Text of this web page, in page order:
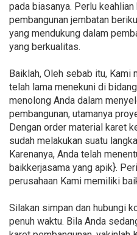
pada biasanya. Perlu
pembangunan jembatan
yang mendukung dalam
yang berkualitas.
Baiklah, Oleh sebab itu, Kami
telah lama menekuni di
menolong Anda dalam
pembangunan, utamanya
Dengan order material karet
sudah melakukan suatu
Karenanya, Anda telah
baikkerjasama yang apik}.
perusahaan Kami memiliki
Silakan simpan dan hubungi
penuh waktu. Bila Anda